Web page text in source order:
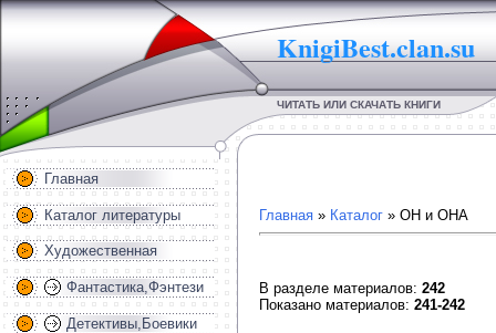
KnigiBest.clan.su
ЧИТАТЬ ИЛИ СКАЧАТЬ КНИГИ
Главная
Каталог литературы
Художественная
Фантастика,Фэнтези
Детективы,Боевики
Главная » Каталог » ОН и ОНА
В разделе материалов: 242
Показано материалов: 241-242